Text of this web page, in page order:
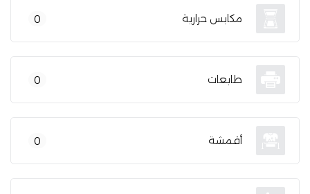
مكابس حرارية 0
طابعات 0
أقمشة 0